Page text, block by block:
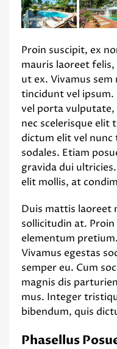
Proin suscipit, ex
mauris laoreet
ut ex. Vivamus
tincidunt vel ipsum.
vel porta vulputate,
nec scelerisque elit
dictum elit vel
sodales. Etiam
gravida dui
elit mollis, at
Duis mattis laoreet
sollicitudin at.
elementum
Vivamus egestas
semper eu. Cum
magnis dis
mus. Integer
bibendum, quis
Phasellus